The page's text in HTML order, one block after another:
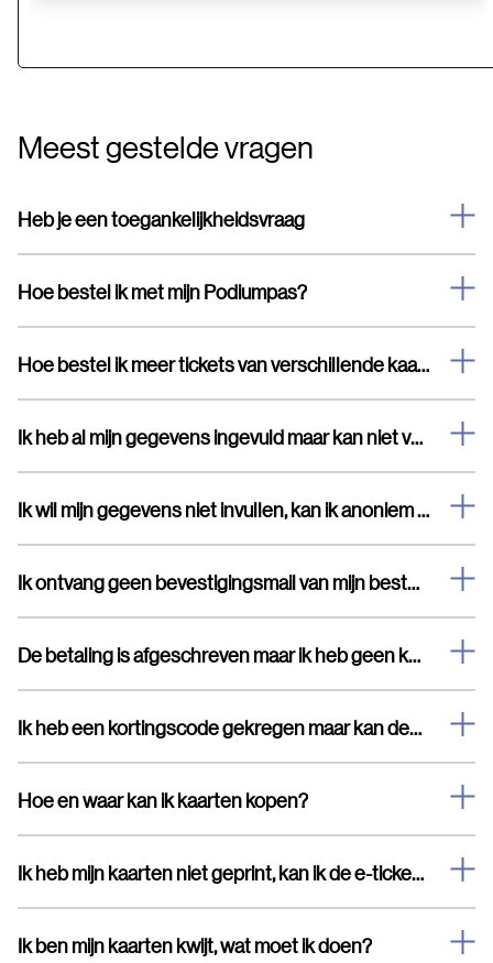
Meest gestelde vragen
Heb je een toegankelijkheidsvraag
Hoe bestel ik met mijn Podiumpas?
Hoe bestel ik meer tickets van verschillende kaartsoorten
Ik heb al mijn gegevens ingevuld maar kan niet verder
Ik wil mijn gegevens niet invullen, kan ik anoniem bestellen?
Ik ontvang geen bevestigingsmail van mijn bestelling
De betaling is afgeschreven maar ik heb geen kaarten en geen bevestigingsmail ontvangen.
Ik heb een kortingscode gekregen maar kan deze niet invullen
Hoe en waar kan ik kaarten kopen?
Ik heb mijn kaarten niet geprint, kan ik de e-tickets laten zien op mijn telefoon?
Ik ben mijn kaarten kwijt, wat moet ik doen?